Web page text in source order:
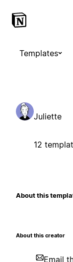
Templates
Juliette
12
About this
About this creator
Email